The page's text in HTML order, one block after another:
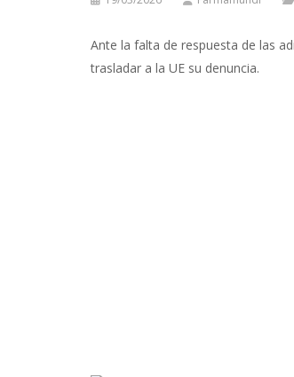
Ante la falta de respuesta de las
trasladar a la UE su denuncia.